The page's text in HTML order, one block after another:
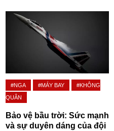
#NGA #MÁY BAY
#KHÔNG
QUÂN
Bảo vệ bầu trời: Sức mạnh
và sự duyên dáng của đội